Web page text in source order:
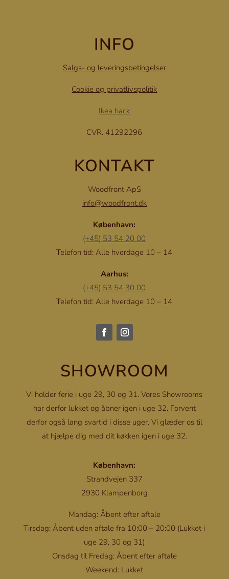
INFO
Salgs- og leveringsbetingelser
Cookie og privatlivspolitik
Ikea hack
CVR. 41292296
KONTAKT
Woodfront ApS
info@woodfront.dk
København:
(+45) 53 54 20 00
Telefon tid: Alle hverdage 10 – 14
Aarhus:
(+45) 53 54 30 00
Telefon tid: Alle hverdage 10 – 14
SHOWROOM
Vi holder ferie i uge 29, 30 og 31. Vores Showrooms
har derfor lukket og åbner igen i uge 32. Forvent
derfor også lang svartid i disse uger. Vi glæder os til
at hjælpe dig med dit køkken igen i uge 32.
København:
Strandvejen 337
2930 Klampenborg
Mandag: Åbent efter aftale
Tirsdag: Åbent uden aftale fra 10:00 – 20:00 (Lukket i
uge 29, 30 og 31)
Onsdag til Fredag: Åbent efter aftale
Weekend: Lukket